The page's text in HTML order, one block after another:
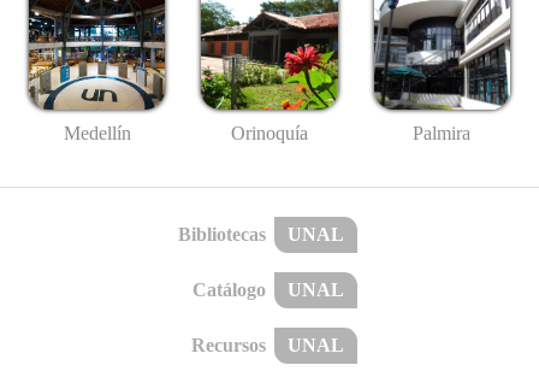
Medellín Orinoquía Palmira
Bibliotecas UNAL
Catálogo UNAL
Recursos UNAL